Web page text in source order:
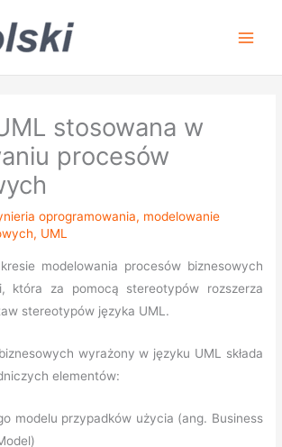
stosowana w
procesów
oprogramowania, modelowanie
, UML
modelowania procesów biznesowych
która za pomocą stereotypów rozszerza
stereotypów języka UML.
wyrażony w języku UML składa
elementów:
modelu przypadków użycia (ang. Business